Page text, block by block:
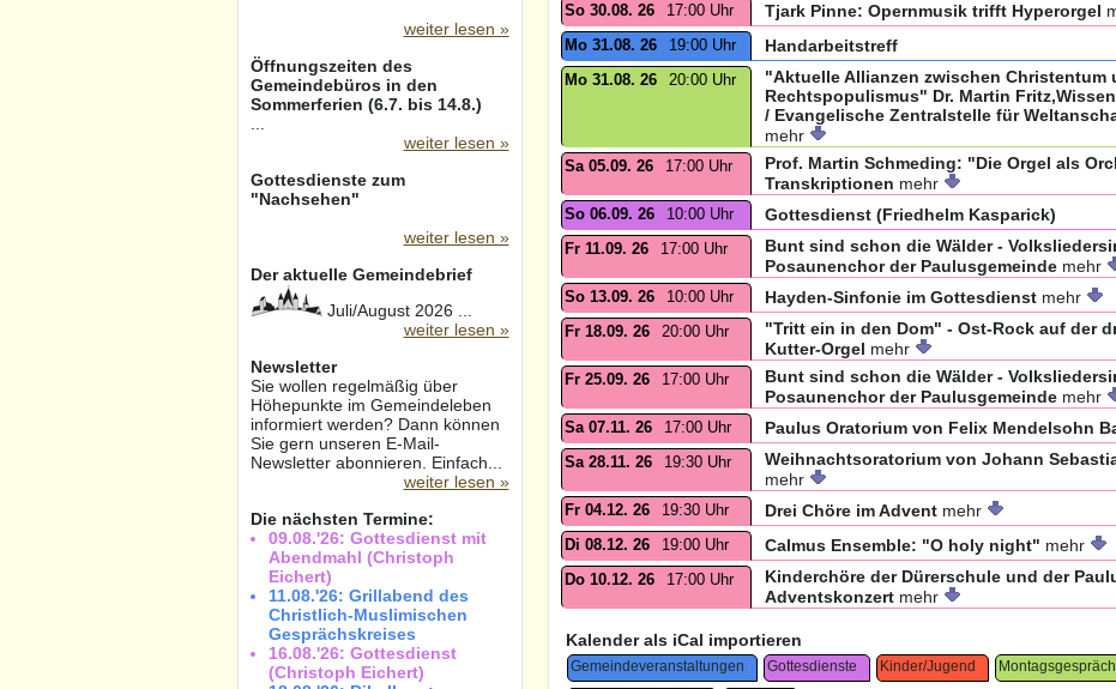
weiter lesen »
Öffnungszeiten des
Gemeindebüros in den
Sommerferien (6.7. bis 14.8.)
weiter lesen »
Gottesdienste zum
"Nachsehen"
weiter lesen »
Der aktuelle Gemeindebrief
Juli/August 2026 ...
weiter lesen »
Newsletter
Sie wollen regelmäßig über
Höhepunkte im Gemeindeleben
informiert werden? Dann können
Sie gern unseren E-Mail-
Newsletter abonnieren. Einfach...
weiter lesen »
Die nächsten Termine:
09.08.'26: Gottesdienst mit
Abendmahl (Christoph
Eichert)
11.08.'26: Grillabend des
Christlich-Muslimischen
Gesprächskreises
16.08.'26: Gottesdienst
(Christoph Eichert)
So 30.08. 26 17:00 Uhr Tjark Pinne: Opernmusik trifft Hyperorgel
Mo 31.08. 26 19:00 Uhr Handarbeitstreff
Mo 31.08. 26 20:00 Uhr
"Aktuelle Allianzen zwischen Christentum
Rechtspopulismus" Dr. Martin
/ Evangelische Zentralstelle für
mehr
Sa 05.09. 26 17:00 Uhr
Prof. Martin Schmeding: "Die Orgel als
Transkriptionen mehr
So 06.09. 26 10:00 Uhr Gottesdienst (Friedhelm Kasparick)
Fr 11.09. 26 17:00 Uhr
Bunt sind schon die Wälder -
Posaunenchor der Paulusgemeindemehr
So 13.09. 26 10:00 Uhr Hayden-Sinfonie im Gottesdienstmehr
Fr 18.09. 26 20:00 Uhr
"Tritt ein in den Dom" - Ost-Rock auf der
Kutter-Orgel mehr
Fr 25.09. 26 17:00 Uhr
Bunt sind schon die Wälder -
Posaunenchor der Paulusgemeindemehr
Sa 07.11. 26 17:00 Uhr Paulus Oratorium von Felix Mendelsohn
Sa 28.11. 26 19:30 Uhr
Weihnachtsoratorium von Johann
mehr
Fr 04.12. 26 19:30 Uhr Drei Chöre im Adventmehr
Di 08.12. 26 19:00 Uhr Calmus Ensemble: "O holy night" mehr
Do 10.12. 26 17:00 Uhr
Kinderchöre der Dürerschule und der
Adventskonzert mehr
Kalender als iCal importieren
Gemeindeveranstaltungen Gottesdienste Kinder/Jugend